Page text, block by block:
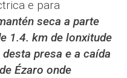
e para
seca a parte
1.4. km de lonxitude
presa e a caída
Ézaro onde